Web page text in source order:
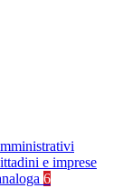
e imprese
6